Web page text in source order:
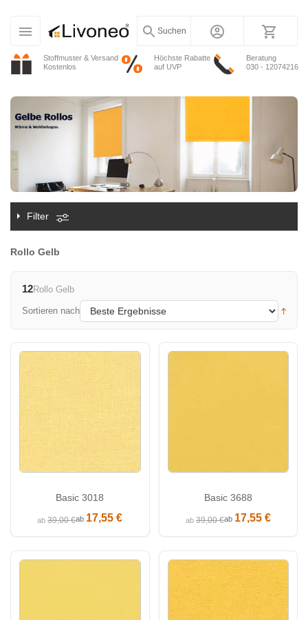
Stoffmuster & Versand
Kostenlos
Höchste Rabatte
auf UVP
Beratung
030 - 12074216
Suchen
Filter
Rollo Gelb
12Rollo Gelb
Sortieren nach
Basic 3018
ab39,00 €ab 17,55 €
Basic 3688
ab39,00 €ab 17,55 €